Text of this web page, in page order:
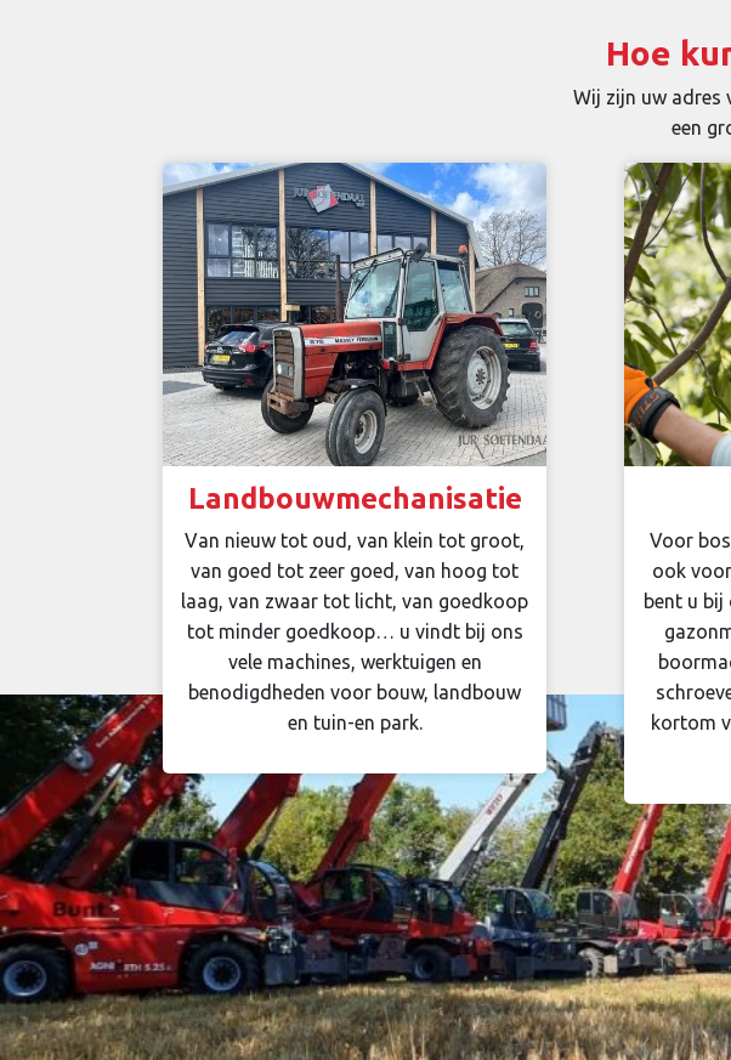
Hoe
Wij zijn uw adres
een
Landbouwmechanisatie
Van nieuw tot oud, van klein tot groot,
van goed tot zeer goed, van hoog tot
laag, van zwaar tot licht, van goedkoop
tot minder goedkoop… u vindt bij ons
vele machines, werktuigen en
benodigdheden voor bouw, landbouw
en tuin-en park.
Voor
ook
bent u bij
kortom